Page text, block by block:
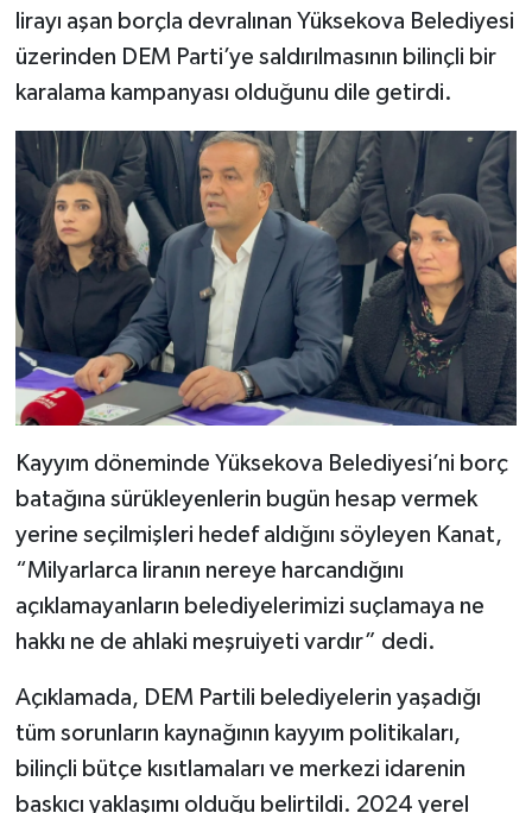
lirayı aşan borçla devralınan Yüksekova Belediyesi
üzerinden DEM Parti’ye saldırılmasının bilinçli bir
karalama kampanyası olduğunu dile getirdi.
Kayyım döneminde Yüksekova Belediyesi’ni borç
batağına sürükleyenlerin bugün hesap vermek
yerine seçilmişleri hedef aldığını söyleyen Kanat,
“Milyarlarca liranın nereye harcandığını
açıklamayanların belediyelerimizi suçlamaya ne
hakkı ne de ahlaki meşruiyeti vardır” dedi.
Açıklamada, DEM Partili belediyelerin yaşadığı
tüm sorunların kaynağının kayyım politikaları,
bilinçli bütçe kısıtlamaları ve merkezi idarenin
baskıcı yaklaşımı olduğu belirtildi. 2024 yerel